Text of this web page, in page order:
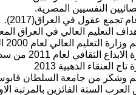
النفسيين المصرية.
عقول في العراق(2017).
التعليم العالي في العراق
العالي لعام 2000 الخاص برعاية العلماء.
لعام 2011 من سدني باستراليا.
العنقاء الذهبية 2013
من جامعة السلطان قابوس
الستة الفائزين بالمرتبة